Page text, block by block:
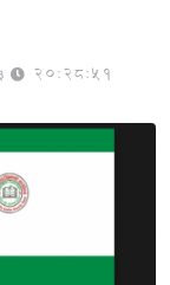
20:28:51